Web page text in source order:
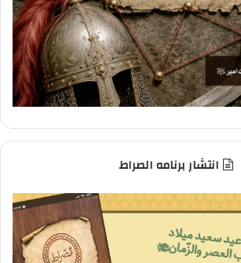
انتشار برنامه الصراط